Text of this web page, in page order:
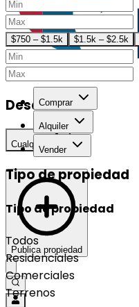
Comprar
Alquiler
Vender
Publica propiedad
$750 – $1.5k $1.5k – $2.5k
Desarrollo
Cualquier
Tipo de propiedad
Tipo de propiedad
Todos
Residenciales
Comerciales
Terrenos